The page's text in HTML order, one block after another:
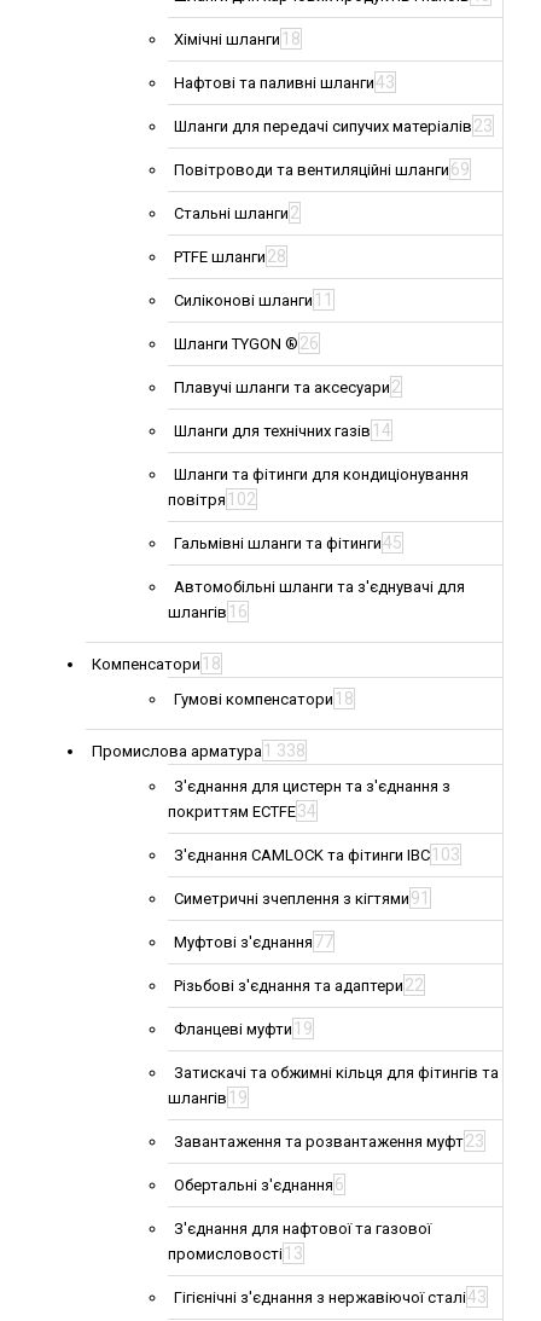
Хімічні шланги 18
Нафтові та паливні шланги43
Шланги для передачі сипучих матеріалів 23
Повітроводи та вентиляційні шланги 69
Стальні шланги 2
PTFE шланги 28
Силіконові шланги 11
Шланги TYGON ® 26
Плавучі шланги та аксесуари 2
Шланги для технічних газів 14
Шланги та фітинги для кондиціонування
повітря 102
Гальмівні шланги та фітинги45
Автомобільні шланги та з'єднувачі для
шлангів 16
Компенсатори 18
Гумові компенсатори 18
Промислова арматура 1 338
З'єднання для цистерн та з'єднання з
покриттям ECTFE34
З'єднання CAMLOCK та фітинги IBC 103
Симетричні зчеплення з кігтями 91
Муфтові з'єднання 77
Різьбові з'єднання та адаптери 22
Фланцеві муфти 19
Затискачі та обжимні кільця для фітингів та
шлангів 19
Завантаження та розвантаження муфт23
Обертальні з'єднання 6
З'єднання для нафтової та газової
промисловості 13
Гігієнічні з'єднання з нержавіючої сталі43